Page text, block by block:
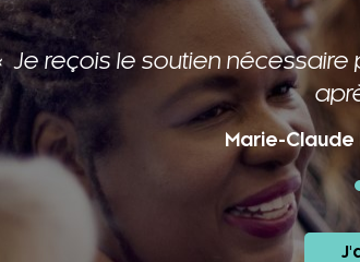
Les membres de cette grande
Caroline